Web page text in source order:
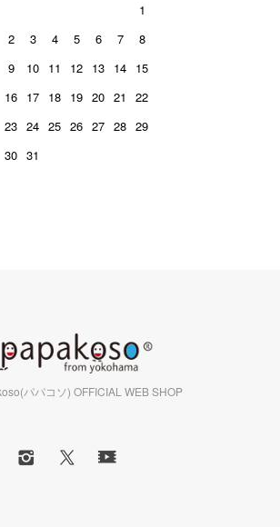
1
2
3 4 5 6 7
8
9
10 11 12 13 14 15
16 17 18 19 20 21
22
23 24 25 26 27 28 29
30 31
パパコソ) OFFICIAL WEB SHOP